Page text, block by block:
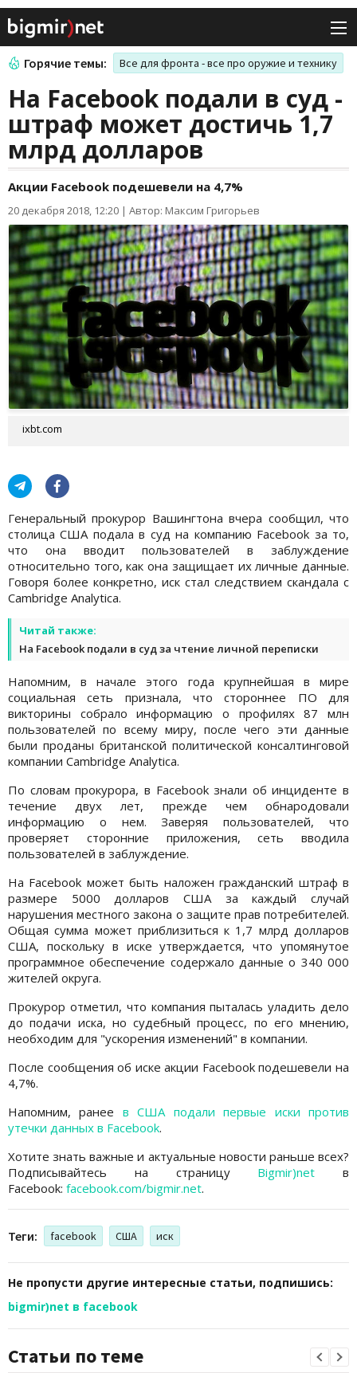
Горячие темы: Все для фронта - все про оружие и технику
На Facebook подали в суд -
штраф может достичь 1,7
млрд долларов
Акции Facebook подешевели на 4,7%
20 декабря 2018, 12:20 | Автор: Максим Григорьев
ixbt.com
Генеральный прокурор Вашингтона вчера сообщил, что
столица США подала в суд на компанию Facebook за то,
что она вводит пользователей в заблуждение
относительно того, как она защищает их личные данные.
Говоря более конкретно, иск стал следствием скандала с
Cambridge Analytica.
Читай также:
На Facebook подали в суд за чтение личной переписки
Напомним, в начале этого года крупнейшая в мире
социальная сеть признала, что стороннее ПО для
викторины собрало информацию о профилях 87 млн
пользователей по всему миру, после чего эти данные
были проданы британской политической консалтинговой
компании Cambridge Analytica.
По словам прокурора, в Facebook знали об инциденте в
течение двух лет, прежде чем обнародовали
информацию о нем. Заверяя пользователей, что
проверяет сторонние приложения, сеть вводила
пользователей в заблуждение.
На Facebook может быть наложен гражданский штраф в
размере 5000 долларов США за каждый случай
нарушения местного закона о защите прав потребителей.
Общая сумма может приблизиться к 1,7 млрд долларов
США, поскольку в иске утверждается, что упомянутое
программное обеспечение содержало данные о 340 000
жителей округа.
Прокурор отметил, что компания пыталась уладить дело
до подачи иска, но судебный процесс, по его мнению,
необходим для "ускорения изменений" в компании.
После сообщения об иске акции Facebook подешевели на
4,7%.
Напомним, ранее в США подали первые иски против
утечки данных в Facebook.
Хотите знать важные и актуальные новости раньше всех?
Подписывайтесь на страницу Bigmir)net в
Facebook: facebook.com/bigmir.net.
Теги: facebook США иск
Не пропусти другие интересные статьи, подпишись:
bigmir)net в facebook
Статьи по теме